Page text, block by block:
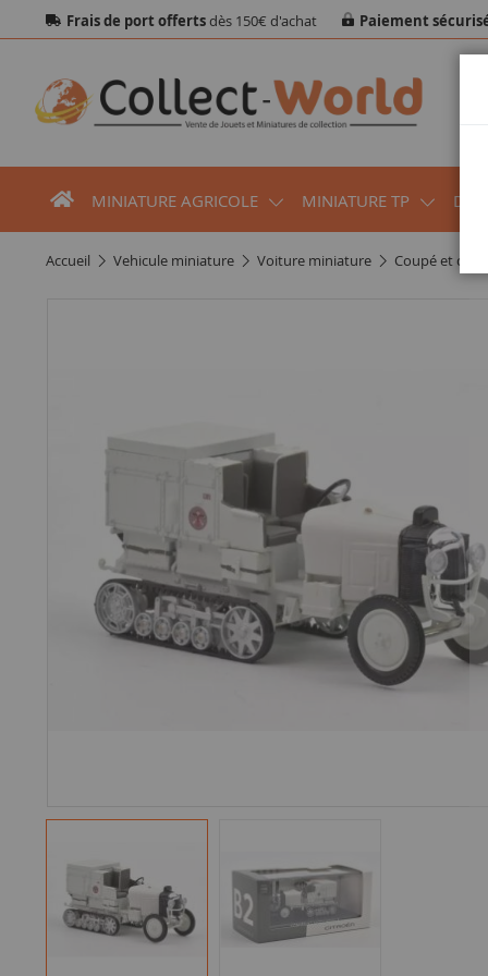
Frais de port offertsdès 150€ d'achat Paiement
MINIATURE AGRICOLE MINIATURE TP
accueil vehicule miniature voiture miniature coupé et